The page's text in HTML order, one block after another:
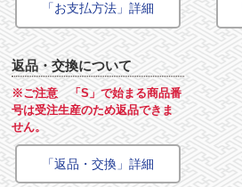
「お支払方法」詳細
返品・交換について
※ご注意 「S」で始まる商品番
号は受注生産のため返品できま
せん。
「返品・交換」詳細